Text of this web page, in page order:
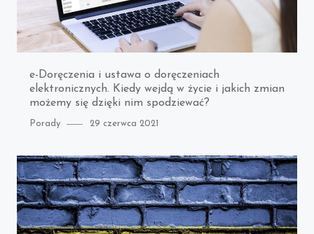
e-Doręczenia i ustawa o doręczeniach
elektronicznych. Kiedy wejdą w życie i jakich zmian
możemy się dzięki nim spodziewać?
Category
Porady
Posted
29 czerwca 2021